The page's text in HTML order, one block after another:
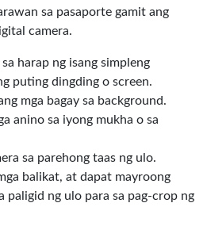
sa pasaporte gamit ang
camera.
harap ng isang simpleng
puting dingding o screen.
mga bagay sa background.
anino sa iyong mukha o sa
sa parehong taas ng ulo.
balikat, at dapat mayroong
paligid ng ulo para sa pag-crop ng